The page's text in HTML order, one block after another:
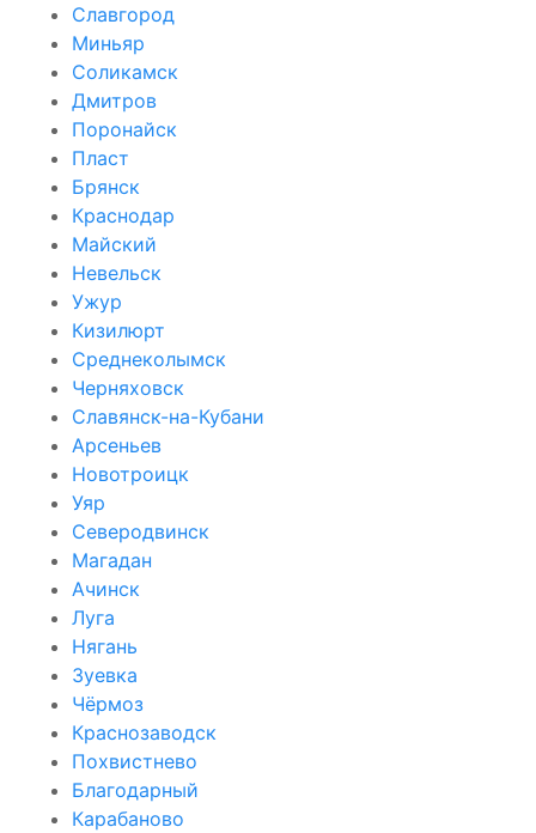
Славгород
Миньяр
Соликамск
Дмитров
Поронайск
Пласт
Брянск
Краснодар
Майский
Невельск
Ужур
Кизилюрт
Среднеколымск
Черняховск
Славянск-на-Кубани
Арсеньев
Новотроицк
Уяр
Северодвинск
Магадан
Ачинск
Луга
Нягань
Зуевка
Чёрмоз
Краснозаводск
Похвистнево
Благодарный
Карабаново